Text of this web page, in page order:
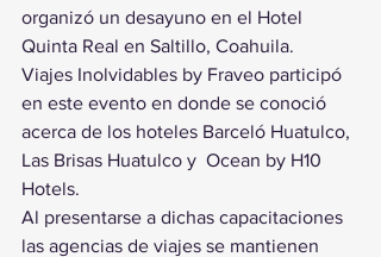
organizó un desayuno en el Hotel
Quinta Real en Saltillo, Coahuila.
Viajes Inolvidables by Fraveo participó
en este evento en donde se conoció
acerca de los hoteles Barceló Huatulco,
Las Brisas Huatulco y  Ocean by H10
Hotels.
Al presentarse a dichas capacitaciones
las agencias de viajes se mantienen